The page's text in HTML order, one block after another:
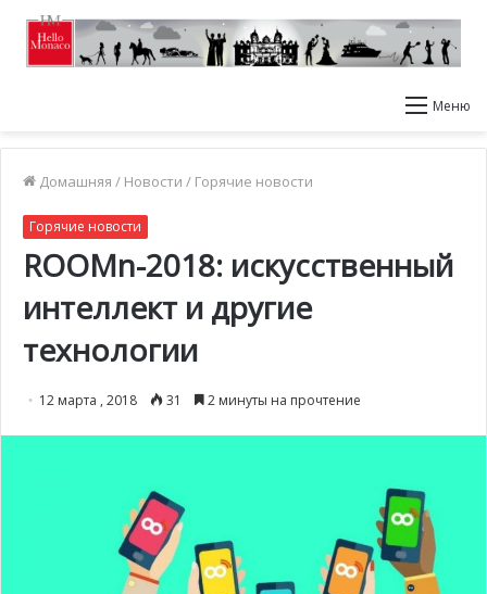
Меню
Домашняя / Новости / Горячие новости
Горячие новости
ROOMn-2018: искусственный
интеллект и другие
технологии
12 марта , 2018 31 2 минуты на прочтение